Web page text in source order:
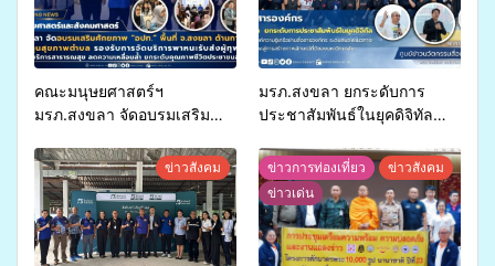
คณะมนุษยศาสตร์ฯ
มรภ.สงขลา จัดอบรมเสริม
จ่ายงบกองทุนสุขภาพตำบล
รองรับการจัดบริการพาหนะรับ
ส่งผู้ทุพพลภาพเพื่อเข้ารับ
บริการสาธารณสุข ลดความ
เหลื่อมล้ำ ยกระดับคุณภาพ
มรภ.สงขลา ยกระดับการ
ประชาสัมพันธ์ในยุคดิจิทัล
ข่ายสื่อสารองค์กร ระดมสมอง
วางแนวทางการทำงาน ปูทาง
สู่การสร้างภาพลักษณ์ที่ดีของ
มหาวิทยาลัย
ข่าวสังคม ข่าวการท่องเที่ยว
ข่าวสังคม
ข่าวเด่น